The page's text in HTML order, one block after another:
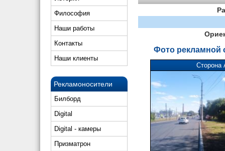
Философия
Наши работы
Контакты
Наши клиенты
Рекламоносители
Билборд
Digital
Digital - камеры
Призматрон
Фото рекламной
Сторона